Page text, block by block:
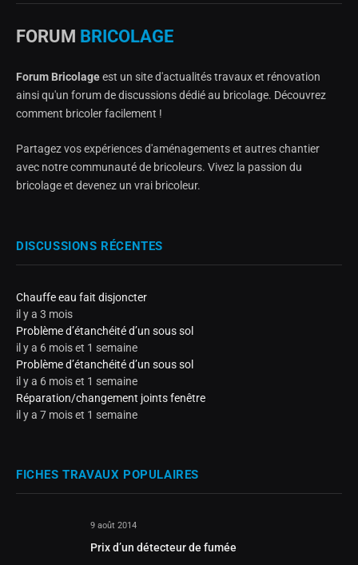
FORUM BRICOLAGE
Forum Bricolageest un site d'actualités travaux et rénovation
ainsi qu'un forum de discussions dédié au bricolage. Découvrez
comment bricoler facilement !
Partagez vos expériences d'aménagements et autres chantier
avec notre communauté de bricoleurs. Vivez la passion du
bricolage et devenez un vrai bricoleur.
DISCUSSIONS RÉCENTES
Chauffe eau fait disjoncter
il y a 3 mois
Problème d’étanchéité d’un sous sol
il y a 6 mois et 1 semaine
Problème d’étanchéité d’un sous sol
il y a 6 mois et 1 semaine
Réparation/changement joints fenêtre
il y a 7 mois et 1 semaine
FICHES TRAVAUX POPULAIRES
9 août 2014
Prix d’un détecteur de fumée